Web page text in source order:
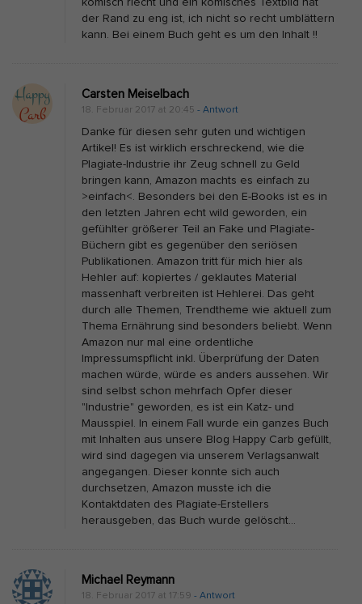
der Rand zu eng ist, ich nicht so recht umblättern
kann. Bei einem Buch geht es um den Inhalt !!
Carsten Meiselbach
18. Februar 2017 at 20:45 - Antwort
Danke für diesen sehr guten und wichtigen
Artikel! Es ist wirklich erschreckend, wie die
Plagiate-Industrie ihr Zeug schnell zu Geld
bringen kann, Amazon machts es einfach zu
>einfach<. Besonders bei den E-Books ist es in
den letzten Jahren echt wild geworden, ein
gefühlter größerer Teil an Fake und Plagiate-
Büchern gibt es gegenüber den seriösen
Publikationen. Amazon tritt für mich hier als
Hehler auf: kopiertes / geklautes Material
massenhaft verbreiten ist Hehlerei. Das geht
durch alle Themen, Trendtheme wie aktuell zum
Thema Ernährung sind besonders beliebt. Wenn
Amazon nur mal eine ordentliche
Impressumspflicht inkl. Überprüfung der Daten
machen würde, würde es anders aussehen. Wir
sind selbst schon mehrfach Opfer dieser
"Industrie" geworden, es ist ein Katz- und
Mausspiel. In einem Fall wurde ein ganzes Buch
mit Inhalten aus unsere Blog Happy Carb gefüllt,
wird sind dagegen via unserem Verlagsanwalt
angegangen. Dieser konnte sich auch
durchsetzen, Amazon musste ich die
Kontaktdaten des Plagiate-Erstellers
herausgeben, das Buch wurde gelöscht…
Michael Reymann
18. Februar 2017 at 17:59 - Antwort